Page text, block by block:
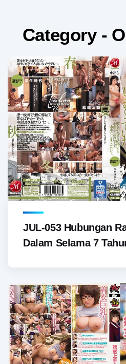
Category -
JUL-053 Hubungan
Dalam Selama 7